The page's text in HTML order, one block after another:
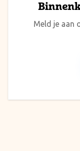
Meld je aan